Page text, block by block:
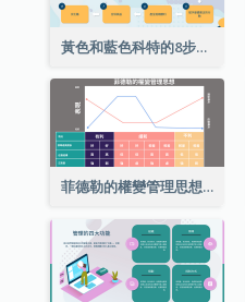
黃色和藍色科特的8步驟改變模式戰略分析
菲德勒的權變管理思想圖表分析